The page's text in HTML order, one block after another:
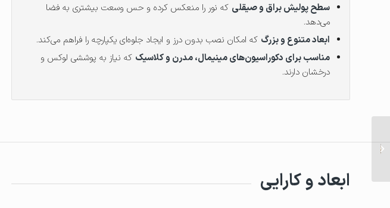
سطح پولیش براق و صیقلی که نور را منعکس کرده و حس وسعت بیشتری به فضا
می‌دهد.
ابعاد متنوع و بزرگ که امکان نصب بدون درز و ایجاد جلوه‌ای یکپارچه را فراهم می‌کند.
مناسب برای دکوراسیون‌های مینیمال، مدرن و کلاسیک که نیاز به پوششی لوکس و
درخشان دارند.
ابعاد و کارایی